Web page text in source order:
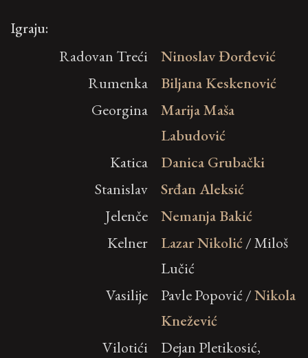
Igraju:
Radovan Treći
Ninoslav Đorđević
Rumenka
Biljana Keskenović
Georgina
Marija Maša
Labudović
Katica
Danica Grubački
Stanislav
Srđan Aleksić
Jelenče
Nemanja Bakić
Kelner
Lazar Nikolić/ Miloš
Lučić
Vasilije
Pavle Popović /Nikola
Knežević
Vilotići
Dejan Pletikosić,